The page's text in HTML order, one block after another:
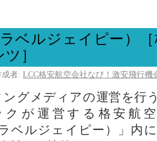
ベルジェイピー）
］
成者: LCC格安航空会社なび！激安飛行機
グメディアの運営を行
クが運営する格安航
ラベルジェイピー）」内